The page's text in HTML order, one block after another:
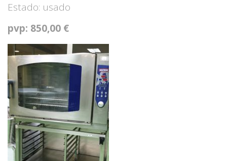
Estado: usado
pvp: 850,00 €